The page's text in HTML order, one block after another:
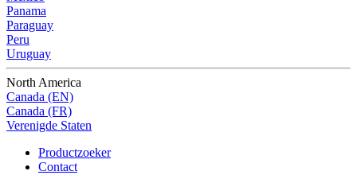
Panama
Paraguay
Peru
Uruguay
North America
Canada (EN)
Canada (FR)
Verenigde Staten
Productzoeker
Contact